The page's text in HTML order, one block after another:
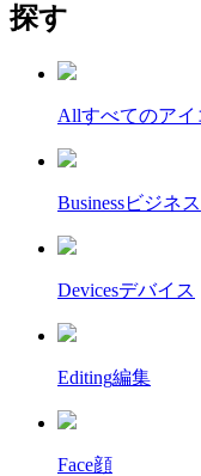
探す
Allすべてのアイ
Businessビジネス
Devicesデバイス
Editing編集
Face顔